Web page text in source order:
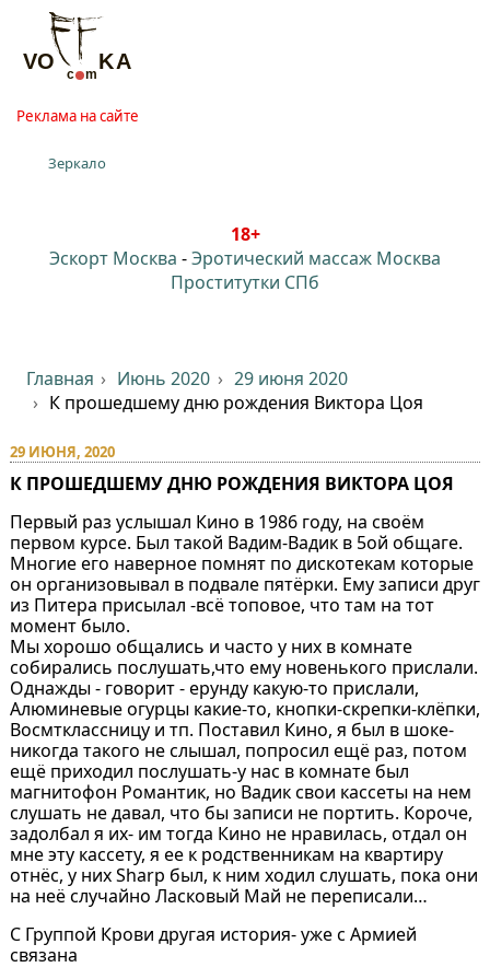
Реклама на сайте
Зеркало
18+
Эскорт Москва -Эротический массаж Москва
Проститутки СПб
Главная Июнь 2020
29 июня 2020
К прошедшему дню рождения Виктора Цоя
29 ИЮНЯ, 2020
К ПРОШЕДШЕМУ ДНЮ РОЖДЕНИЯ ВИКТОРА ЦОЯ
Первый раз услышал Кино в 1986 году, на своём
первом курсе. Был такой Вадим-Вадик в 5ой общаге.
Многие его наверное помнят по дискотекам которые
он организовывал в подвале пятёрки. Ему записи друг
из Питера присылал -всё топовое, что там на тот
момент было.
Мы хорошо общались и часто у них в комнате
собирались послушать,что ему новенького прислали.
Однажды - говорит - ерунду какую-то прислали,
Алюминевые огурцы какие-то, кнопки-скрепки-клёпки,
Восмтклассницу и тп. Поставил Кино, я был в шоке-
никогда такого не слышал, попросил ещё раз, потом
ещё приходил послушать-у нас в комнате был
магнитофон Романтик, но Вадик свои кассеты на нем
слушать не давал, что бы записи не портить. Короче,
задолбал я их- им тогда Кино не нравилась, отдал он
мне эту кассету, я ее к родственникам на квартиру
отнёс, у них Sharp был, к ним ходил слушать, пока они
на неё случайно Ласковый Май не переписали…
С Группой Крови другая история- уже с Армией
связана